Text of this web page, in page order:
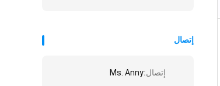
إتصال
إتصال:Ms. Anny